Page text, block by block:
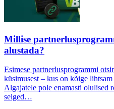
Millise
alustada?
Esimese partnerlusprogrammi
küsimusest – kus on kõige
Algajatele pole enamasti olulised
selged…